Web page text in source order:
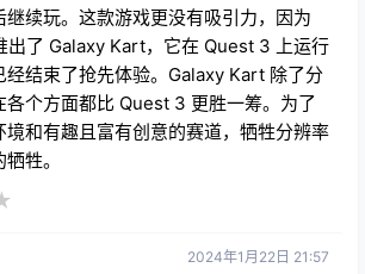
继续玩。这款游戏更没有吸引力，因为
出了 Galaxy Kart，它在 Quest 3 上运行
经结束了抢先体验。Galaxy Kart 除了分
各个方面都比 Quest 3 更胜一筹。为了
境和有趣且富有创意的赛道，牺牲分辨率
牲。
2024年1月22日 21:57